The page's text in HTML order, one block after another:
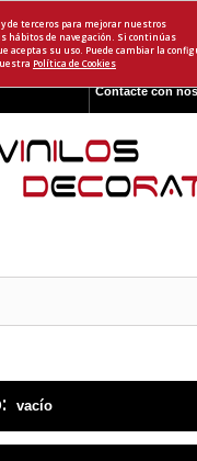
de terceros para mejorar nuestros
hábitos de navegación. Si continúas
aceptas su uso. Puede cambiar la
Política de Cookies
Contacte con
vacío